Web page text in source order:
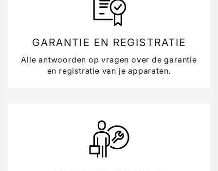
GARANTIE EN REGISTRATIE
Alle antwoorden op vragen over de garantie
en registratie van je apparaten.